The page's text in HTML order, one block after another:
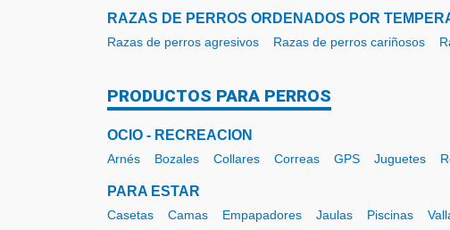
RAZAS DE PERROS ORDENADOS POR
Razas de perros agresivos Razas de perros cariñosos
PRODUCTOS PARA PERROS
OCIO - RECREACION
Arnés Bozales Collares Correas GPS Juguetes
PARA ESTAR
Casetas Camas Empapadores Jaulas Piscinas